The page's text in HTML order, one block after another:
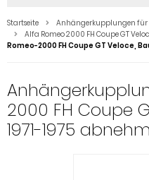
Startseite Anhängerkupplungen für
Alfa Romeo 2000 FH Coupe GT
Romeo-2000 FH Coupe GT Veloce,
2000 FH Coupe
1971-1975